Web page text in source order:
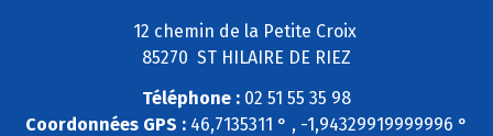
12 chemin de la Petite Croix
85270 ST HILAIRE DE RIEZ
Téléphone : 02 51 55 35 98
Coordonnées GPS : 46,7135311 ° , -1,94329919999996 °